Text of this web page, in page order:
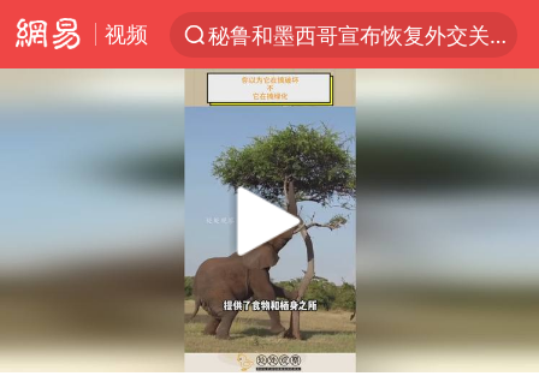
视频
秘鲁和墨西哥宣布恢复外交关系
泉州市委书记张毅恭被查
老中医：立秋后养心是关键
中医教你一招提升气血
U17国足三连胜晋级明日之星半决赛
Play
00:00 00:55